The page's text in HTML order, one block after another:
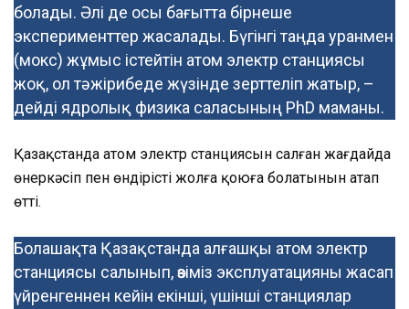
болады. Әлі де осы бағытта бірнеше
эксперименттер жасалады. Бүгінгі таңда уранмен
(мокс) жұмыс істейтін атом электр станциясы
жоқ, ол тәжірибеде жүзінде зерттеліп жатыр, –
дейді ядролық физика саласының PhD маманы.
Қазақстанда атом электр станциясын салған жағдайда
өнеркәсіп пен өндірісті жолға қоюға болатынын атап
өтті.
Болашақта Қазақстанда алғашқы атом электр
станциясы салынып, өзіміз эксплуатацияны жасап
үйренгеннен кейін екінші, үшінші станциялар